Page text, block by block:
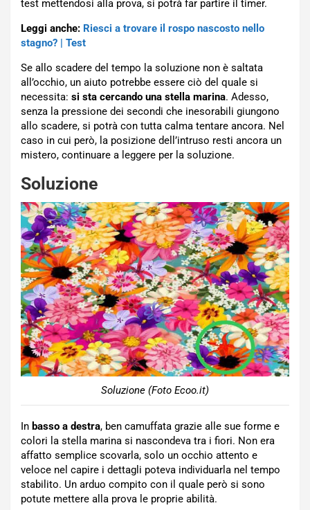
test mettendosi alla prova, si potrà far partire il timer.
Leggi anche: Riesci a trovare il rospo nascosto nello
stagno? | Test
Se allo scadere del tempo la soluzione non è saltata
all’occhio, un aiuto potrebbe essere ciò del quale si
necessita: si sta cercando una stella marina. Adesso,
senza la pressione dei secondi che inesorabili giungono
allo scadere, si potrà con tutta calma tentare ancora. Nel
caso in cui però, la posizione dell’intruso resti ancora un
mistero, continuare a leggere per la soluzione.
Soluzione
Soluzione (Foto Ecoo.it)
In basso a destra, ben camuffata grazie alle sue forme e
colori la stella marina si nascondeva tra i fiori. Non era
affatto semplice scovarla, solo un occhio attento e
veloce nel capire i dettagli poteva individuarla nel tempo
stabilito. Un arduo compito con il quale però si sono
potute mettere alla prova le proprie abilità.